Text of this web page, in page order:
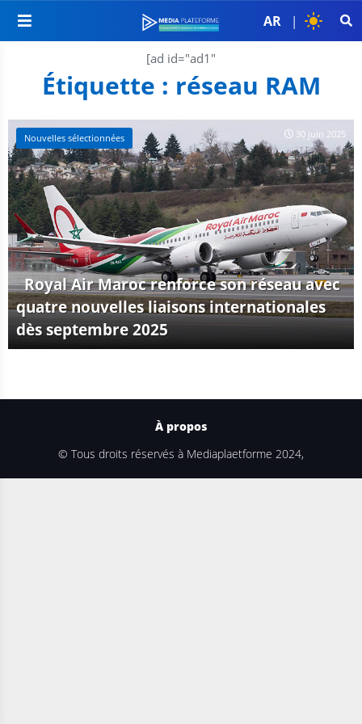
AR |
[ad id="ad1"
Étiquette : réseau RAM
Nouvelles sélectionnées
Royal Air Maroc renforce son réseau avec
quatre nouvelles liaisons internationales
dès septembre 2025
30 juin 2025
© Tous droits réservés à Mediaplaetforme 2024,
À propos